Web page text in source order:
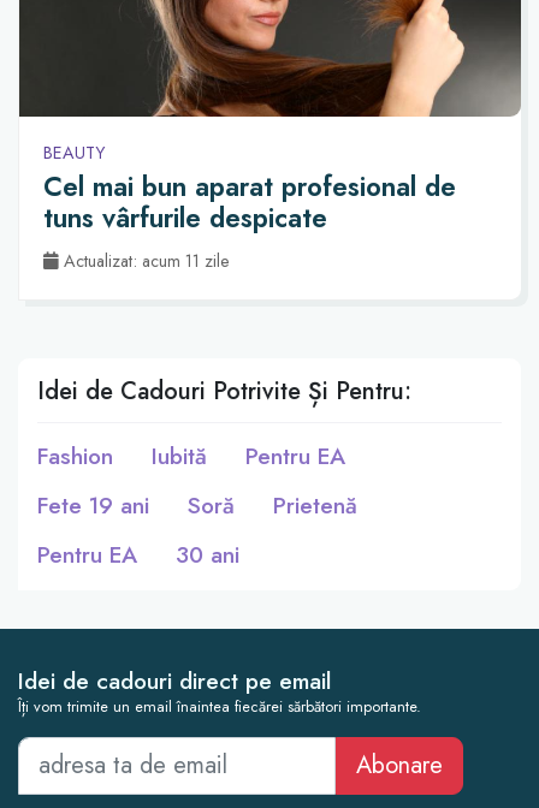
BEAUTY
Cel mai bun aparat profesional de
tuns vârfurile despicate
Actualizat: acum 11 zile
Idei de Cadouri Potrivite Și Pentru:
Fashion Iubită
Pentru EA
Fete 19 ani
Soră
Prietenă
Pentru EA
30 ani
Idei de cadouri direct pe email
Îți vom trimite un email înaintea fiecărei sărbători importante.
Abonare